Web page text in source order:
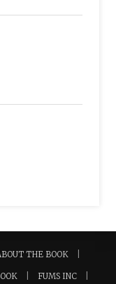
THE BOOK
FUMS INC